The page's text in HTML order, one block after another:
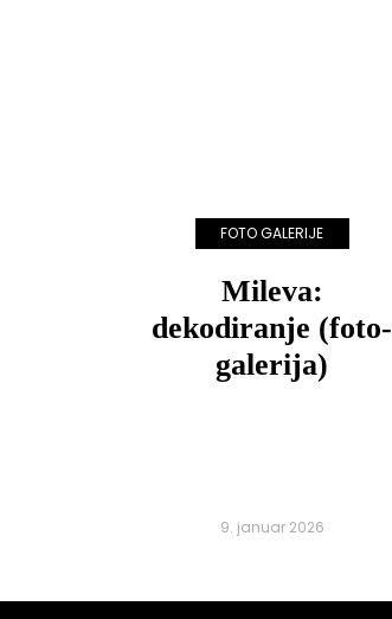
FOTO GALERIJE
Mileva:
dekodiranje (foto-
galerija)
9. januar 2026